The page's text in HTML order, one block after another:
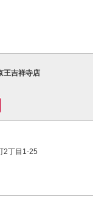
王吉祥寺店
2丁目1-25